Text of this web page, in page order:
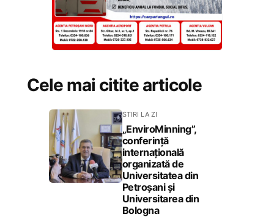
Cele mai citite articole
STIRI LA ZI
„EnviroMinning”,
conferință
internațională
organizată de
Universitatea din
Petroșani și
Universitarea din
Bologna